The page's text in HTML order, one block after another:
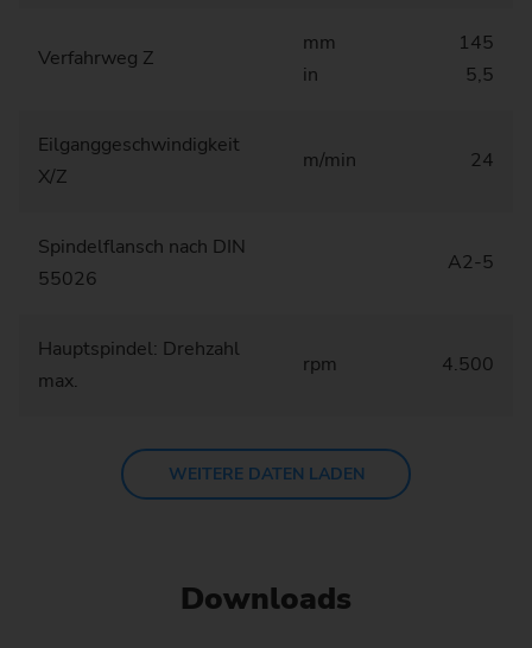
Verfahrweg Z
mm
in
145
5,5
Eilganggeschwindigkeit
X/Z
m/min 24
Spindelflansch nach DIN
55026
A2-5
Hauptspindel: Drehzahl
max.
rpm 4.500
WEITERE DATEN LADEN
Downloads